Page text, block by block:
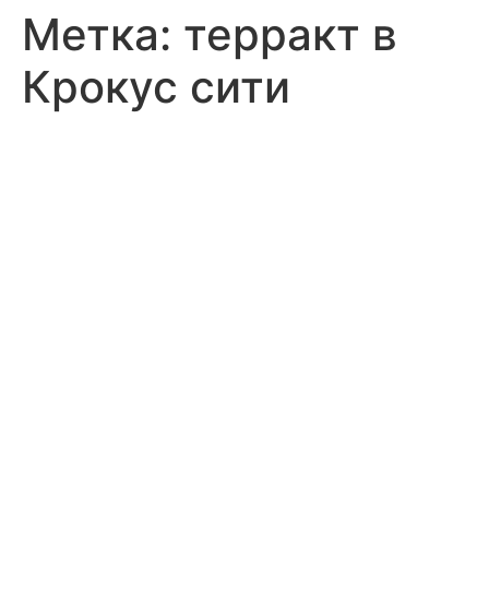
Метка: терракт в
Крокус сити